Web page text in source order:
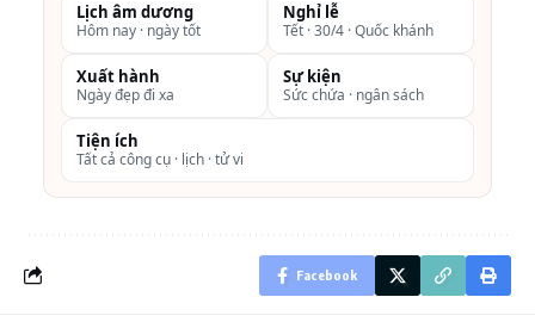
Diện tích: 89m
phí dịch vụ.
Suite
phòng ngủ có giường cỡ
King đi kèm phòng
VNĐ
Lịch âm dương
Hôm nay · ngày tốt
Nghỉ lễ
Tết · 30/4 · Quốc khánh
Xuất hành
Ngày đẹp đi xa
Sự kiện
Sức chứa · ngân sách
Tiện ích
Tất cả công cụ · lịch · tử vi
Facebook